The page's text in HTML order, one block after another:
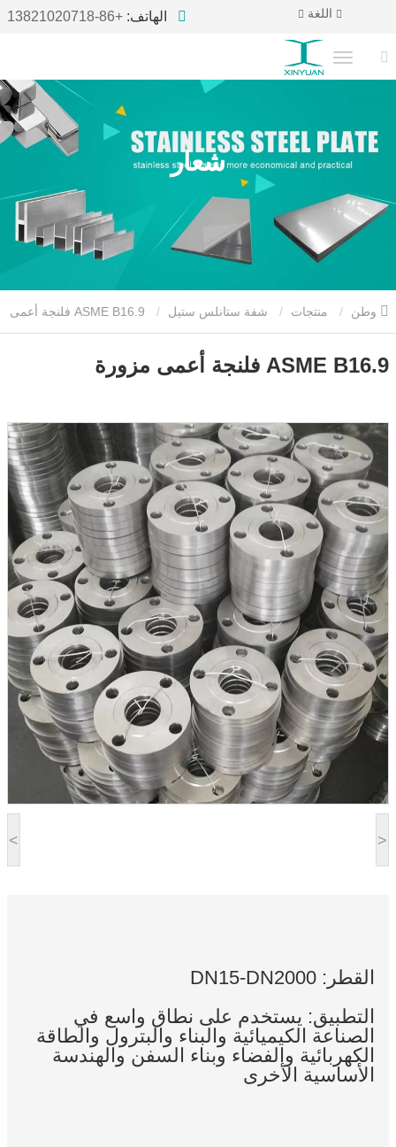
الهاتف: +86-13821020718 اللغة
شعار
منتجات شفة ستانلس ستيل ASME B16.9 فلنجة أعمى
< >
ASME B16.9 فلنجة أعمى مزورة
القطر: DN15-DN2000
التطبيق: يستخدم على نطاق واسع في
الصناعة الكيميائية والبناء والبترول والطاقة
الكهربائية والفضاء وبناء السفن والهندسة
الأساسية الأخرى